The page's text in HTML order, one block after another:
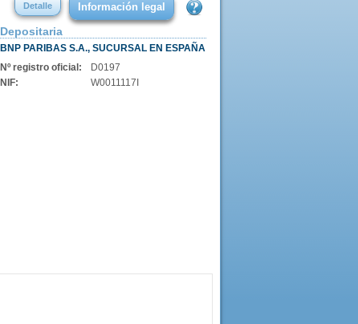
Detalle Información legal
Depositaria
BNP PARIBAS S.A., SUCURSAL EN ESPAÑA
Nº registro oficial:
D0197
NIF:
W0011117I